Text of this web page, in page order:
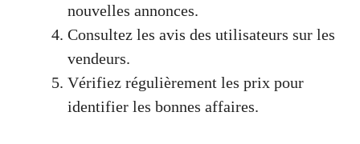
nouvelles annonces.
Consultez les avis des utilisateurs sur les
vendeurs.
Vérifiez régulièrement les prix pour
identifier les bonnes affaires.